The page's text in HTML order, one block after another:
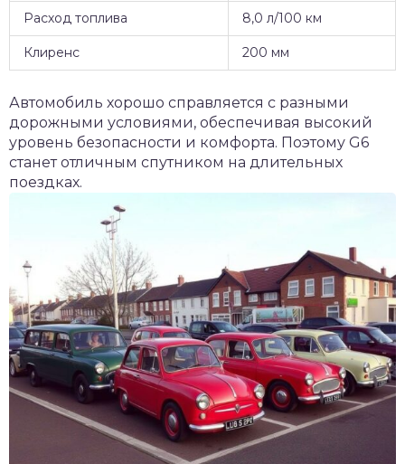
Расход топлива 8,0 л/100 км
Клиренс 200 мм
Автомобиль хорошо справляется с разными
дорожными условиями, обеспечивая высокий
уровень безопасности и комфорта. Поэтому G6
станет отличным спутником на длительных
поездках.